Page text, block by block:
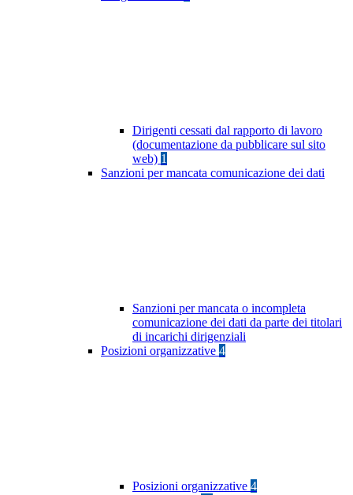
Dirigenti cessati dal rapporto di lavoro
(documentazione da pubblicare sul sito
web) 1
Sanzioni per mancata comunicazione dei dati
Sanzioni per mancata o incompleta
comunicazione dei dati da parte dei titolari
di incarichi dirigenziali
Posizioni organizzative 4
Posizioni organizzative 4